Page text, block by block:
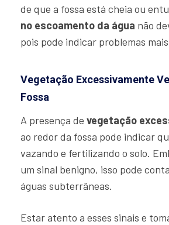
de que a fossa está cheia ou
no escoamento da água não
pois pode indicar problemas
Vegetação Excessivamente
Fossa
A presença de vegetação
ao redor da fossa pode indicar
vazando e fertilizando o solo.
um sinal benigno, isso pode
águas subterrâneas.
Estar atento a esses sinais e